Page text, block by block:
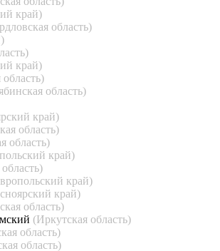
край)
область)
край)
область)
край)
область)
область)
край)
край)
край)
область)
(Иркутская область)
область)
область)